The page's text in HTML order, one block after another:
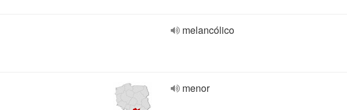
melancólico
menor